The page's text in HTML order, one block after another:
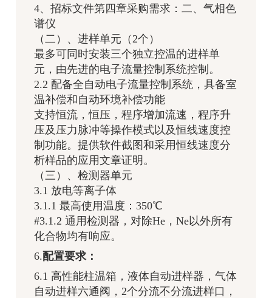
4、招标文件第四章采购需求：二、气相色
谱仪
（二）、进样单元（2个）
最多可同时安装三个独立控温的进样单
元，由先进的电子流量控制系统控制。
2.2 配备全自动电子流量控制系统，具备室
温补偿和自动环境补偿功能
支持恒流，恒压，程序增加流速，程序升
压及压力脉冲等操作模式以及恒线速度控
制功能。提供软件截图和采用恒线速度分
析样品的应用文章证明。
（三）、检测器单元
3.1 放电等离子体
3.1.1 最高使用温度：350℃
#3.1.2 通用检测器，对除He，Ne以外所有
化合物均有响应。
6.配置要求：
6.1 高性能柱温箱，液体自动进样器，气体
自动进样六通阀，2个分流不分流进样口，